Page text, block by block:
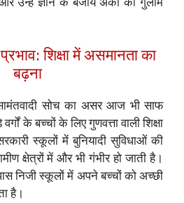
शिक्षा में असमानता का
बढ़ना
सामंतवादी सोच का असर आज भी साफ
के बच्चों के लिए गुणवत्ता वाली शिक्षा
स्कूलों में बुनियादी सुविधाओं की
क्षेत्रों में और भी गंभीर हो जाती है।
निजी स्कूलों में अपने बच्चों को अच्छी
है।